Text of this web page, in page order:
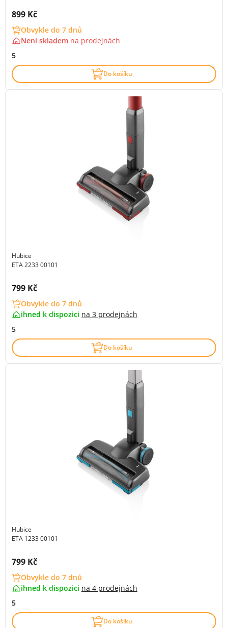
Cena s DPH:
899 Kč
Obvykle do 7 dnů
Není skladem na prodejnách
5
Do košíku
Hubice
ETA 2233 00101
Cena s DPH:
799 Kč
Obvykle do 7 dnů
ihned k dispozici na 3 prodejnách
5
Do košíku
Hubice
ETA 1233 00101
Cena s DPH:
799 Kč
Obvykle do 7 dnů
ihned k dispozici na 4 prodejnách
5
Do košíku